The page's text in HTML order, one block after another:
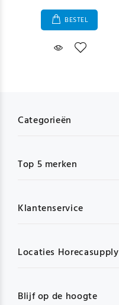
BESTEL
Blijf op de hoogte
Categorieën
Top 5 merken
Klantenservice
Locaties Horecasupply